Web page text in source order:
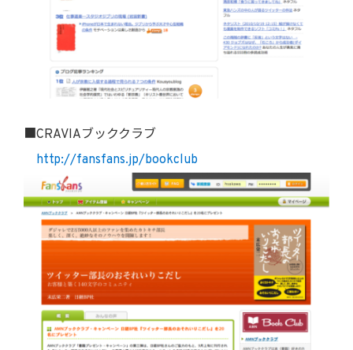
■CRAVIAブッククラブ
http://fansfans.jp/bookclub